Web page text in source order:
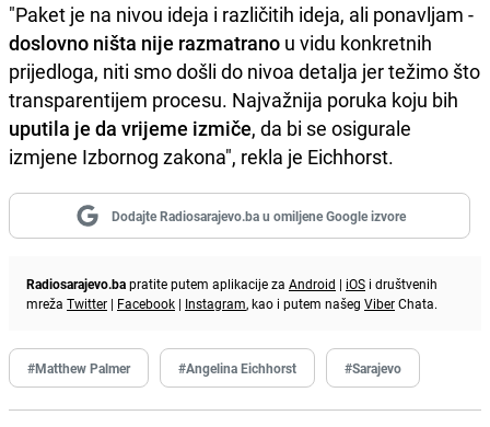
"Paket je na nivou ideja i različitih ideja, ali ponavljam -
doslovno ništa nije razmatrano u vidu konkretnih
prijedloga, niti smo došli do nivoa detalja jer težimo što
transparentijem procesu. Najvažnija poruka koju bih
uputila je da vrijeme izmiče, da bi se osigurale
izmjene Izbornog zakona", rekla je Eichhorst.
Dodajte Radiosarajevo.ba u omiljene Google izvore
Radiosarajevo.bapratite putem aplikacije za Android | iOS i društvenih
mreža Twitter | Facebook | Instagram, kao i putem našeg ViberChata.
#Matthew Palmer #Angelina Eichhorst #Sarajevo